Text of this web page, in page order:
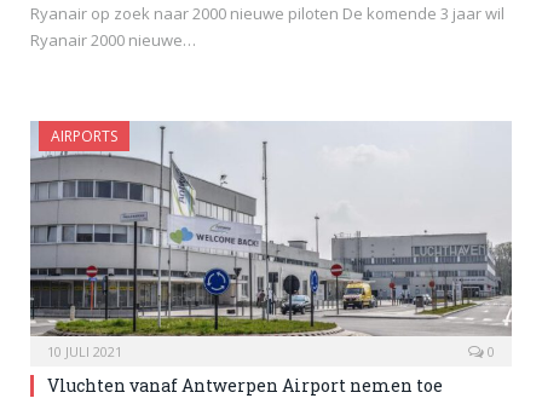
Ryanair op zoek naar 2000 nieuwe piloten De komende 3 jaar wil
Ryanair 2000 nieuwe…
AIRPORTS
10 JULI 2021 0
Vluchten vanaf Antwerpen Airport nemen toe